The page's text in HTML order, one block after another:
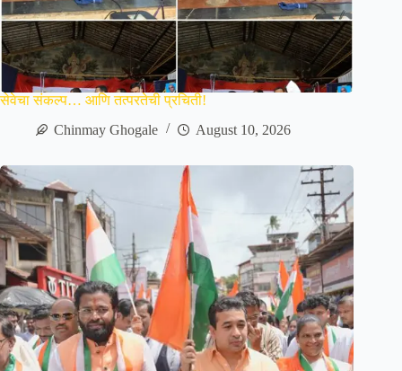
सेवेचा संकल्प… आणि तत्परतेची प्रचिती!
Chinmay Ghogale
August 10, 2026